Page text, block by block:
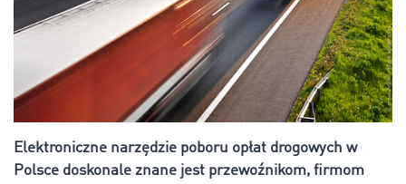
Elektroniczne narzędzie poboru opłat drogowych w
Polsce doskonale znane jest przewoźnikom, firmom